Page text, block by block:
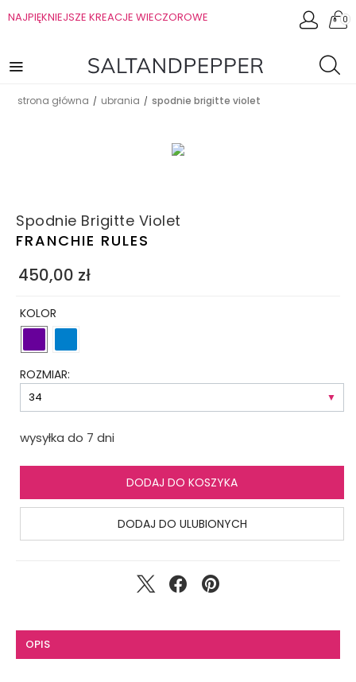
NAJPIĘKNIEJSZE KREACJE WIECZOROWE 0
strona główna / ubrania / spodnie brigitte violet
Spodnie Brigitte Violet
FRANCHIE RULES
450,00 zł
KOLOR
ROZMIAR:
wysyłka do 7 dni
DODAJ DO KOSZYKA
DODAJ DO ULUBIONYCH
OPIS